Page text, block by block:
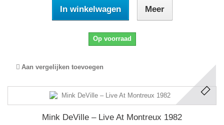
In winkelwagen Meer
Op voorraad
Aan vergelijken toevoegen
Mink DeVille ‎– Live At Montreux 1982